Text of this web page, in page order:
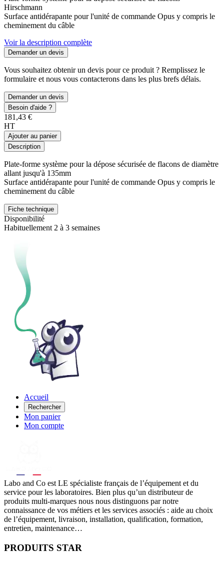
Hirschmann
Surface antidérapante pour l'unité de commande Opus y compris le
cheminement du câble
Voir la description complète
Demander un devis
Vous souhaitez obtenir un devis pour ce produit ? Remplissez le
formulaire et nous vous contacterons dans les plus brefs délais.
Demander un devis
Besoin d'aide ?
181,43 €
HT
Ajouter au panier
Description
Plate-forme système pour la dépose sécurisée de flacons de diamètre
allant jusqu'à 135mm
Surface antidérapante pour l'unité de commande Opus y compris le
cheminement du câble
Fiche technique
Disponibilité
Habituellement 2 à 3 semaines
Accueil
Rechercher
Mon panier
Mon compte
Labo and Co est LE spécialiste français de l’équipement et du
service pour les laboratoires. Bien plus qu’un distributeur de
produits multi-marques nous nous distinguons par notre
connaissance de vos métiers et les services associés : aide au choix
de l’équipement, livraison, installation, qualification, formation,
entretien, maintenance…
PRODUITS STAR